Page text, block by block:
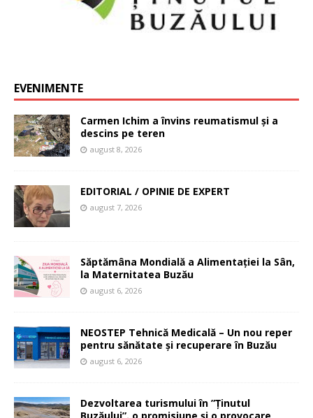
EVENIMENTE
Carmen Ichim a învins reumatismul și a
descins pe teren
august 8, 2026
EDITORIAL / OPINIE DE EXPERT
august 7, 2026
Săptămâna Mondială a Alimentației la Sân,
la Maternitatea Buzău
august 6, 2026
NEOSTEP Tehnică Medicală – Un nou reper
pentru sănătate și recuperare în Buzău
august 6, 2026
Dezvoltarea turismului în ”Ținutul